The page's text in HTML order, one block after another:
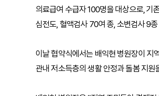
의료급여 수급자 100명을 대상으로, 기
심전도, 혈액검사 70여 종, 소변검사 9
이날 협약식에서는 배익현 병원장이 지
관내 저소득층의 생활 안정과 돌봄 지